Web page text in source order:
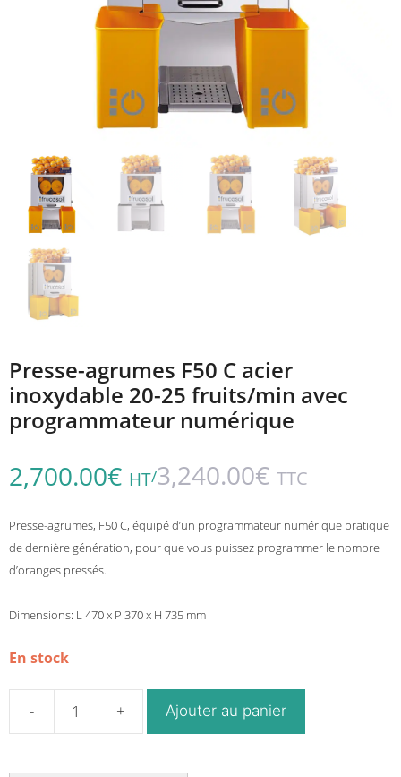
Presse-agrumes F50 C acier
inoxydable 20-25 fruits/min avec
programmateur numérique
2,700.00€ HT/3,240.00€ TTC
Presse-agrumes, F50 C, équipé d’un programmateur numérique pratique
de dernière génération, pour que vous puissez programmer le nombre
d’oranges pressés.
Dimensions: L 470 x P 370 x H 735 mm
En stock
quantité
Ajouter au panier